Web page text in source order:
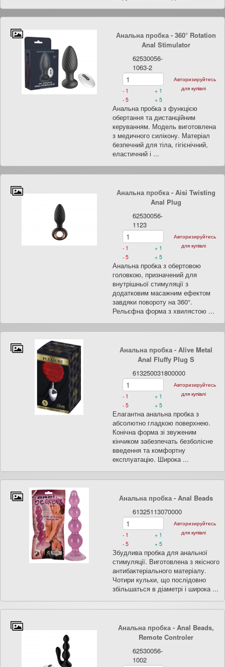
Анальна пробка - 360° Rotation
Anal Stimulator
62530056-
1063-2
+ 1
- 1
- 5
+ 5
Авторизируйтесь
для купівлі
Анальна пробка з функцією
обертання та дистанційним
керуванням. Модель виготовлена
з медичного силікону. Матеріал
безпечний для тіла, гігієнічний,
еластичний і ...
Анальна пробка - Aisi Twisting
Anal Plug
62530056-
1123
+ 1
- 1
- 5
+ 5
Авторизируйтесь
для купівлі
Анальна пробка з обертовою
головкою, призначений для
внутрішньої стимуляції з
додатковим масажним ефектом
завдяки повороту на 360°.
Рельєфна форма з хвилястою ...
Анальна пробка - Alive Metal
Anal Fluffy Plug S
613250031800000
+ 1
- 1
- 5
+ 5
Авторизируйтесь
для купівлі
Елагантна анальна пробка з
абсолютно гладкою поверхнею.
Конічна форма зі звуженим
кінчиком забезпечать безболісне
введення та комфортну
експлуатацію. Широка ...
Анальна пробка - Anal Beads
61325113070000
+ 1
- 1
- 5
+ 5
Авторизируйтесь
для купівлі
Збудлива пробка для анальної
стимуляції. Виготовлена з якісного
антибактеріального матеріалу.
Чотири кульки, що послідовно
збільшаться в діаметрі і широка ...
Анальна пробка - Anal Beads,
Remote Controler
62530056-
1002